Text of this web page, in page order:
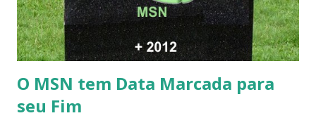
O MSN tem Data Marcada para
seu Fim